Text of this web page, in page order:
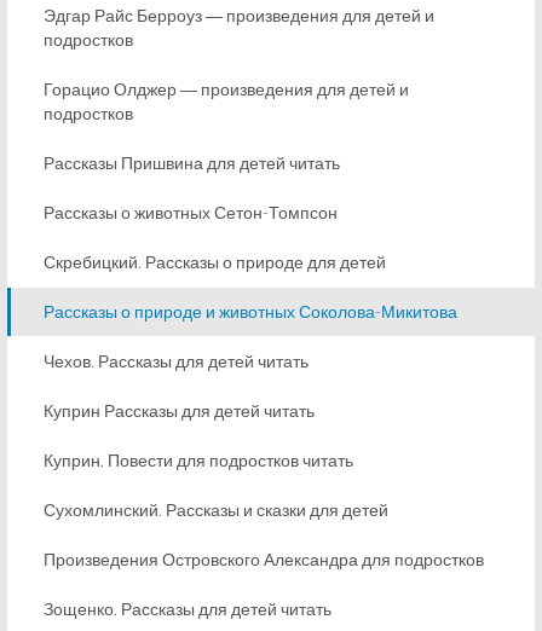
Эдгар Райс Берроуз ― произведения для детей и
подростков
Горацио Олджер ― произведения для детей и
подростков
Рассказы Пришвина для детей читать
Рассказы о животных Сетон-Томпсон
Скребицкий. Рассказы о природе для детей
Рассказы о природе и животных Соколова-Микитова
Чехов. Рассказы для детей читать
Куприн Рассказы для детей читать
Куприн. Повести для подростков читать
Сухомлинский. Рассказы и сказки для детей
Произведения Островского Александра для подростков
Зощенко. Рассказы для детей читать